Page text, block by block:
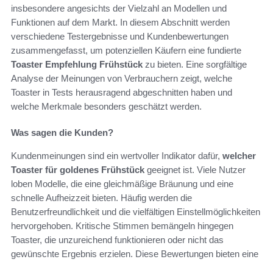
insbesondere angesichts der Vielzahl an Modellen und
Funktionen auf dem Markt. In diesem Abschnitt werden
verschiedene Testergebnisse und Kundenbewertungen
zusammengefasst, um potenziellen Käufern eine fundierte
Toaster Empfehlung Frühstück zu bieten. Eine sorgfältige
Analyse der Meinungen von Verbrauchern zeigt, welche
Toaster in Tests herausragend abgeschnitten haben und
welche Merkmale besonders geschätzt werden.
Was sagen die Kunden?
Kundenmeinungen sind ein wertvoller Indikator dafür, welcher
Toaster für goldenes Frühstück geeignet ist. Viele Nutzer
loben Modelle, die eine gleichmäßige Bräunung und eine
schnelle Aufheizzeit bieten. Häufig werden die
Benutzerfreundlichkeit und die vielfältigen Einstellmöglichkeiten
hervorgehoben. Kritische Stimmen bemängeln hingegen
Toaster, die unzureichend funktionieren oder nicht das
gewünschte Ergebnis erzielen. Diese Bewertungen bieten eine